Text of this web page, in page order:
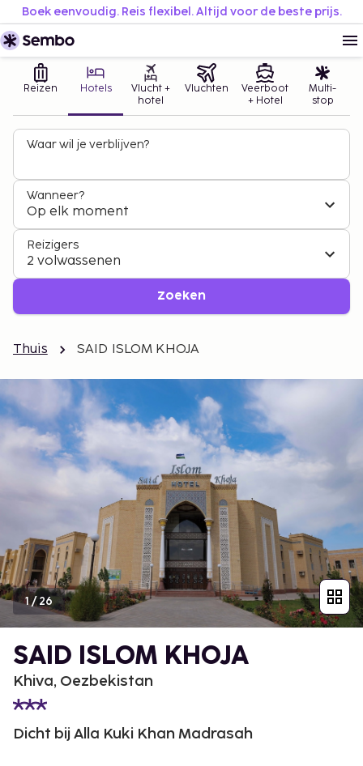
Boek eenvoudig. Reis flexibel. Altijd voor de beste prijs.
Reizen Hotels
Vlucht +
hotel
Vluchten
Veerboot
+ Hotel
Multi-
stop
Waar wil je verblijven?
Wanneer?
Op elk moment
Reizigers
2 volwassenen
Zoeken
Thuis SAID ISLOM KHOJA
1/26
SAID ISLOM KHOJA
Khiva, Oezbekistan
Dicht bij Alla Kuki Khan Madrasah